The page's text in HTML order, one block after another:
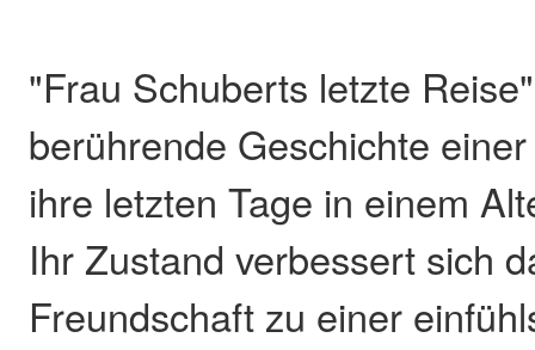
"Frau Schuberts letzte
berührende Geschichte
ihre letzten Tage in einem
Ihr Zustand verbessert sich
Freundschaft zu einer